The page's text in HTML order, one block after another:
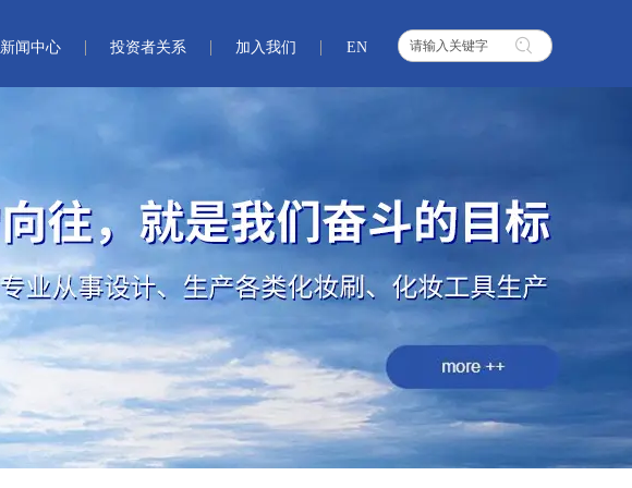
新闻中心 投资者关系 加入我们 EN